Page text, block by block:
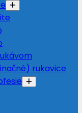
rukavice